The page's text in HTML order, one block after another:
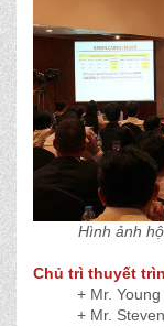
Hình ảnh
Chủ trì thuyết
+ Mr.
+ Mr.